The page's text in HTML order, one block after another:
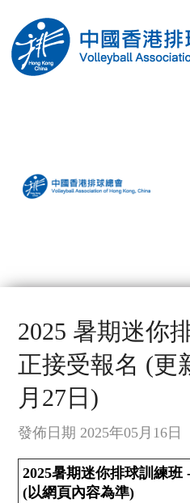
2025 暑期迷你
正接受報名 (更
月27日)
發佈日期 2025年05月16日
2025暑期迷你排球訓練班
(以網頁內容為準)